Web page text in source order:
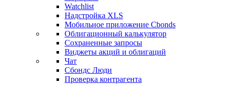
Watchlist
Надстройка XLS
Мобильное приложение Cbonds
Облигационный калькулятор
Сохраненные запросы
Виджеты акций и облигаций
Чат
Сбондс Люди
Проверка контрагента